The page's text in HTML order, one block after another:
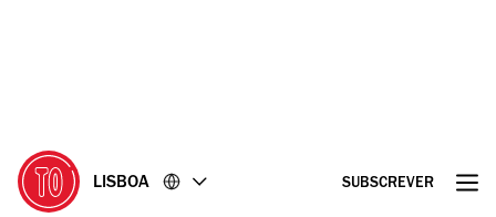
LISBOA SUBSCREVER